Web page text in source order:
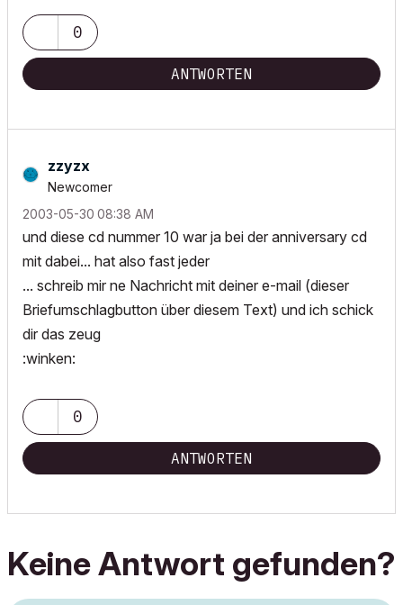
0
ANTWORTEN
zzyzx
Newcomer
‎2003-05-30 08:38 AM
und diese cd nummer 10 war ja bei der anniversary cd
mit dabei... hat also fast jeder
... schreib mir ne Nachricht mit deiner e-mail (dieser
Briefumschlagbutton über diesem Text) und ich schick
dir das zeug
:winken:
0
ANTWORTEN
Keine Antwort gefunden?